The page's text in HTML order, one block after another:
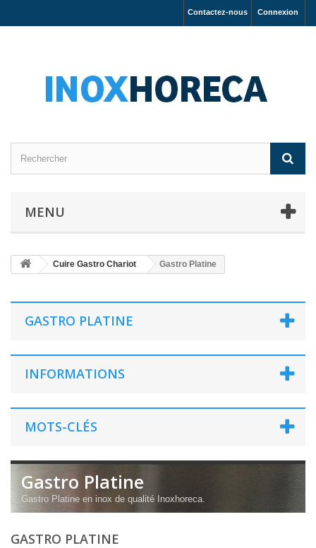
Connexion
Contactez-nous
MENU
Cuire Gastro Chariot Gastro Platine
GASTRO PLATINE
INFORMATIONS
MOTS-CLÉS
Gastro Platine
Gastro Platine en inox de qualité Inoxhoreca.
GASTRO PLATINE